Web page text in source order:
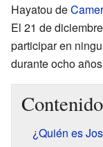
Hayatou de
El 21 de
participar en
durante ocho
Contenido
¿Quién es